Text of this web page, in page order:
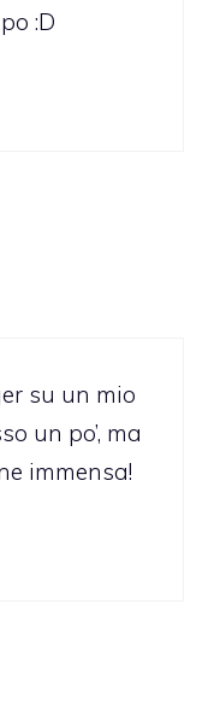
:D
su un mio
un po’, ma
immensa!